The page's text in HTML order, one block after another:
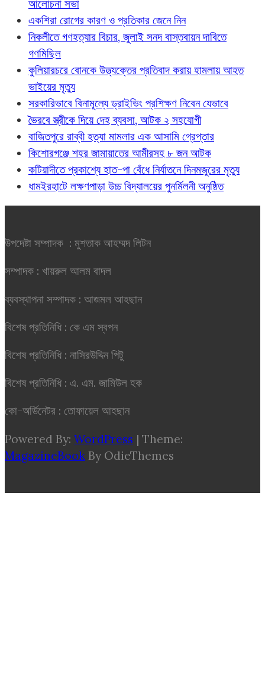
আলোচনা সভা
একশিরা রোগের কারণ ও প্রতিকার জেনে নিন
নিকলীতে গণহত্যার বিচার, জুলাই সনদ বাস্তবায়ন দাবিতে
গণমিছিল
কুলিয়ারচরে বোনকে উত্ত্যক্তের প্রতিবাদ করায় হামলায় আহত
ভাইয়ের মৃত্যু
সরকারিভাবে বিনামূল্যে ড্রাইভিং প্রশিক্ষণ নিবেন যেভাবে
ভৈরবে স্ত্রীকে দিয়ে দেহ ব্যবসা, আটক ২ সহযোগী
বাজিতপুরে রাব্বী হত্যা মামলার এক আসামি গ্রেপ্তার
কিশোরগঞ্জে শহর জামায়াতের আমীরসহ ৮ জন আটক
কটিয়াদীতে প্রকাশ্যে হাত-পা বেঁধে নির্যাতনে দিনমজুরের মৃত্যু
ধামইরহাটে লক্ষণপাড়া উচ্চ বিদ্যালয়ের পুনর্মিলনী অনুষ্ঠিত
উপদেষ্টা সম্পাদক : মুশতাক আহম্মদ লিটন
সম্পাদক : খায়রুল আলম বাদল
ব্যবস্থাপনা সম্পাদক : আজমল আহছান
বিশেষ প্রতিনিধি : কে এম স্বপন
বিশেষ প্রতিনিধি : নাসিরউদ্দিন পিটু
বিশেষ প্রতিনিধি : এ. এম. জামিউল হক
কো-অর্ডিনেটর : তোফায়েল আহছান
Powered By: WordPress | Theme:
MagazineBook By OdieThemes